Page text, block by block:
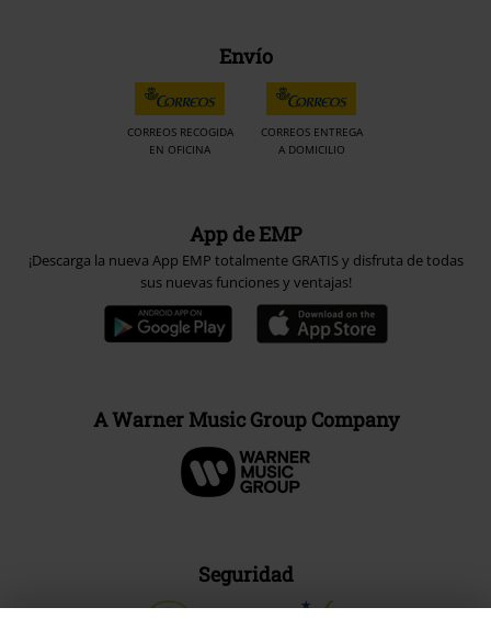
Envío
CORREOS RECOGIDA
EN OFICINA
CORREOS ENTREGA
A DOMICILIO
App de EMP
¡Descarga la nueva App EMP totalmente GRATIS y disfruta de todas
sus nuevas funciones y ventajas!
A Warner Music Group Company
Seguridad